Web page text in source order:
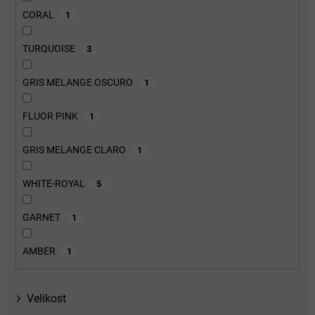
CORAL 1
TURQUOISE 3
GRIS MELANGE OSCURO 1
FLUOR PINK 1
GRIS MELANGE CLARO 1
WHITE-ROYAL 5
GARNET 1
AMBER 1
Velikost